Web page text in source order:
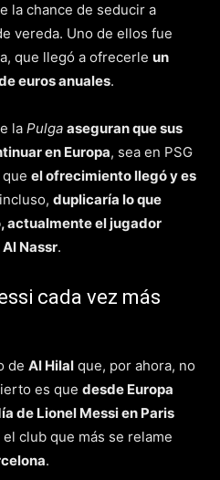
la chance de seducir a
vereda. Uno de ellos fue
que llegó a ofrecerle un
euros anuales.
la Pulga aseguran que sus
en Europa, sea en PSG
el ofrecimiento llegó y es
duplicaría lo que
actualmente el jugador
Nassr.
cada vez más
de Al Hilal que, por ahora, no
es que desde Europa
de Lionel Messi en Paris
club que más se relame
.